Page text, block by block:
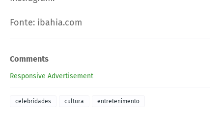
Fonte: ibahia.com
Comments
Responsive Advertisement
celebridades cultura entretenimento